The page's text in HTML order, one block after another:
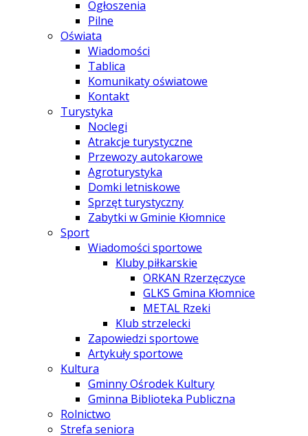
Ogłoszenia
Pilne
Oświata
Wiadomości
Tablica
Komunikaty oświatowe
Kontakt
Turystyka
Noclegi
Atrakcje turystyczne
Przewozy autokarowe
Agroturystyka
Domki letniskowe
Sprzęt turystyczny
Zabytki w Gminie Kłomnice
Sport
Wiadomości sportowe
Kluby piłkarskie
ORKAN Rzerzęczyce
GLKS Gmina Kłomnice
METAL Rzeki
Klub strzelecki
Zapowiedzi sportowe
Artykuły sportowe
Kultura
Gminny Ośrodek Kultury
Gminna Biblioteka Publiczna
Rolnictwo
Strefa seniora